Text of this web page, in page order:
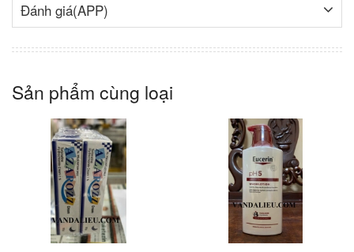
Đánh giá(APP)
Sản phẩm cùng loại